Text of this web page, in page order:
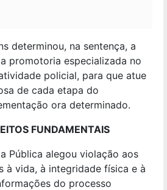
determinou, na sentença, a
promotoria especializada no
policial, para que atue
de cada etapa do
ora determinado.
FUNDAMENTAIS
Pública alegou violação aos
à vida, à integridade física e à
do processo